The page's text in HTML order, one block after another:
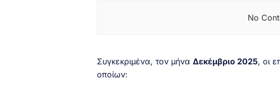
No
Συγκεκριμένα, τον μήνα Δεκέμβριο 2025, οι
οποίων: